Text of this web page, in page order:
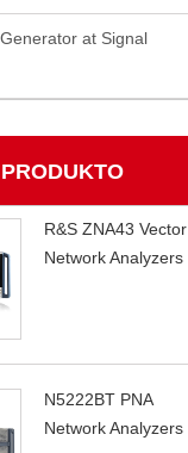
at Signal
R&S ZNA43 Vector
Network Analyzers
N5222BT PNA
Network Analyzers